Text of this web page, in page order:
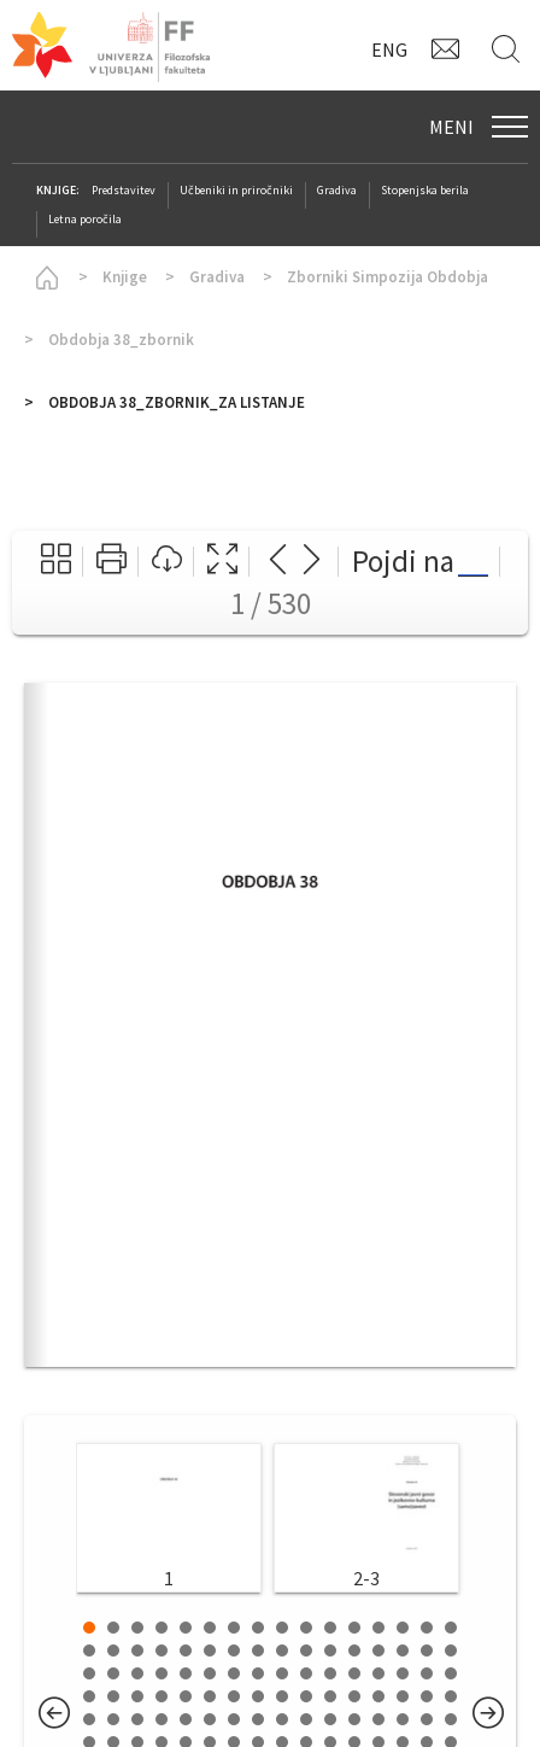
ENG
MENI
KNJIGE: Predstavitev Učbeniki in priročniki Gradiva
Stopenjska berila
Letna poročila
Homepage
Knjige Gradiva Zborniki Simpozija Obdobja
Obdobja 38_zbornik
OBDOBJA 38_ZBORNIK_ZA LISTANJE
Pojdi na
1 / 530
1 2-3